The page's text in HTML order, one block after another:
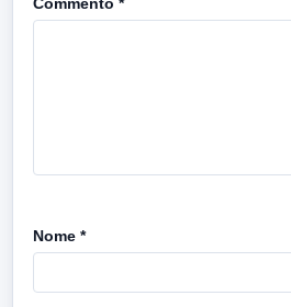
Nome *